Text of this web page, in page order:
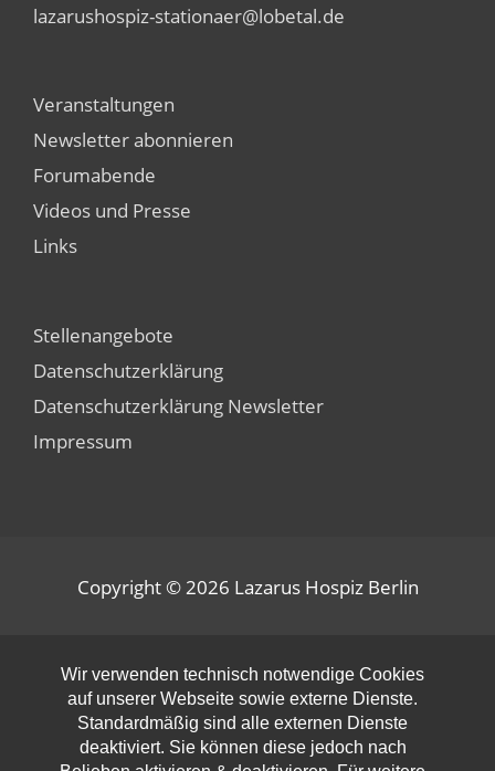
lazarushospiz-stationaer@lobetal.de
Veranstaltungen
Newsletter abonnieren
Forumabende
Videos und Presse
Links
Stellenangebote
Datenschutzerklärung
Datenschutzerklärung Newsletter
Impressum
Copyright © 2026 Lazarus Hospiz Berlin
Open toolbar
Wir verwenden technisch notwendige Cookies
auf unserer Webseite sowie externe Dienste.
Standardmäßig sind alle externen Dienste
deaktiviert. Sie können diese jedoch nach